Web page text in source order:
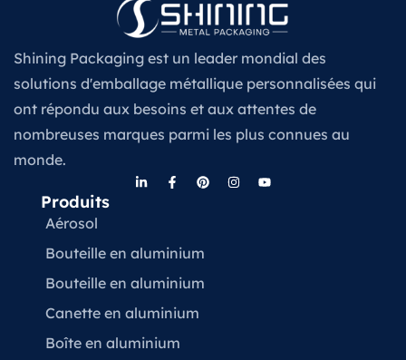
Shining Packaging est un leader mondial des
solutions d'emballage métallique personnalisées qui
ont répondu aux besoins et aux attentes de
nombreuses marques parmi les plus connues au
monde.
Produits
Aérosol
Bouteille en aluminium
Bouteille en aluminium
Canette en aluminium
Boîte en aluminium